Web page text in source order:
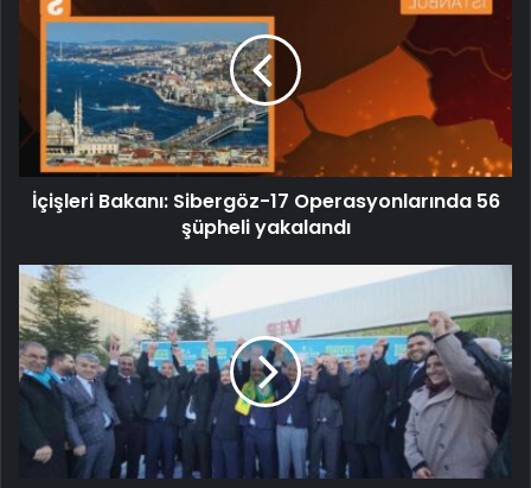
İçişleri Bakanı: Sibergöz-17 Operasyonlarında 56
şüpheli yakalandı